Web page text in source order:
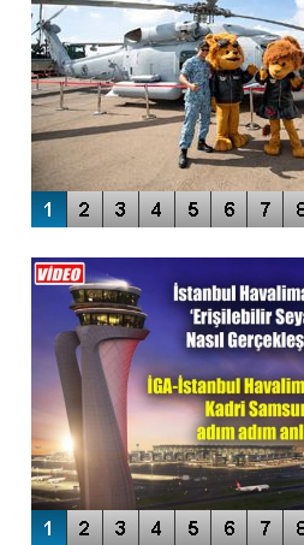
ENGELLERİN AŞILDIĞI HAVALİMANI